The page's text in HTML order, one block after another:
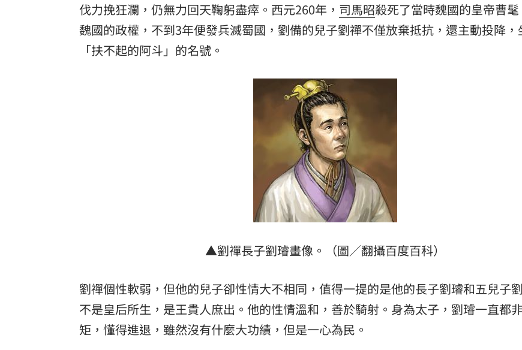
伐力挽狂瀾，仍無力回天鞠躬盡瘁。西元260年， 司馬昭殺死了當時魏國的皇帝曹
魏國的政權，不到3年便發兵滅蜀國，劉備的兒子劉禪不僅放棄抵抗，還主動投降，
「扶不起的阿斗」的名號。
▲劉禪長子劉璿畫像。（圖／翻攝百度百科）
劉禪個性軟弱，但他的兒子卻性情大不相同，值得一提的是他的長子劉璿和五兒子
不是皇后所生，是王貴人庶出。他的性情溫和，善於騎射。身為太子，劉璿一直都
矩，懂得進退，雖然沒有什麼大功績，但是一心為民。